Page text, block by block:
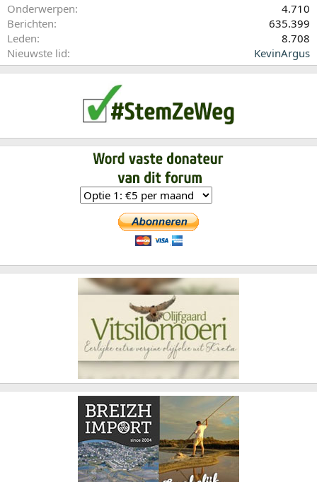
Onderwerpen
4.710
Berichten
635.399
Leden
8.708
Nieuwste lid
KevinArgus